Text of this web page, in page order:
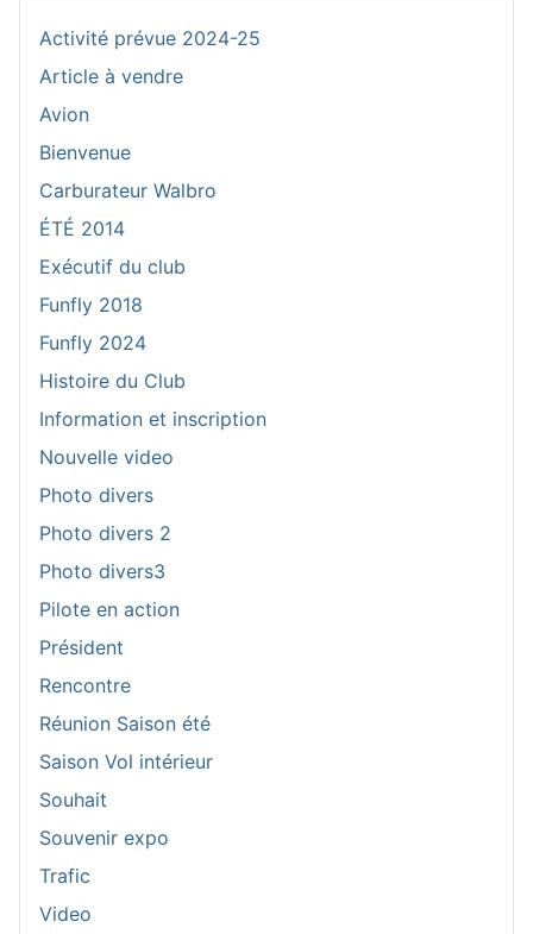
Activité prévue 2024-25
Article à vendre
Avion
Bienvenue
Carburateur Walbro
ÉTÉ 2014
Exécutif du club
Funfly 2018
Funfly 2024
Histoire du Club
Information et inscription
Nouvelle video
Photo divers
Photo divers 2
Photo divers3
Pilote en action
Président
Rencontre
Réunion Saison été
Saison Vol intérieur
Souhait
Souvenir expo
Trafic
Video